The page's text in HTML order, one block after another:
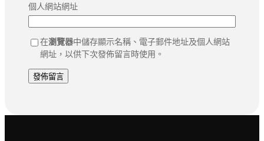
個人網站網址
在瀏覽器中儲存顯示名稱、電子郵件地址及個人網站
網址，以供下次發佈留言時使用。